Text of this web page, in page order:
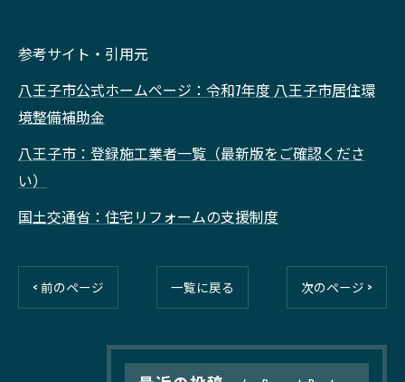
参考サイト・引用元
八王子市公式ホームページ：令和7年度 八王子市居住環
境整備補助金
八王子市：登録施工業者一覧（最新版をご確認くださ
い）
国土交通省：住宅リフォームの支援制度
< 前のページ 一覧に戻る 次のページ >